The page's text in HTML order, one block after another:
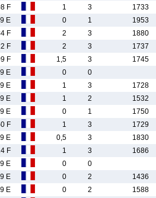
F 1 3 1733
E 0 1 1953
F 2 3 1880
F 2 3 1737
F 1,5 3 1745
E 0 0
E 1 3 1728
E 1 2 1532
E 0 1 1750
F 1 3 1729
E 0,5 3 1830
F 1 3 1686
E 0 0
E 0 2 1436
E 0 2 1588